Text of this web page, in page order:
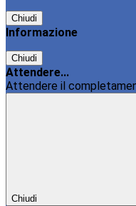
Chiudi
Informazione
Chiudi
Attendere...
Attendere il
Chiudi